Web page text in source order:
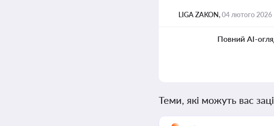
LIGA ZAKON,04 лютого 2026
Повний AI-
Теми, які можуть вас